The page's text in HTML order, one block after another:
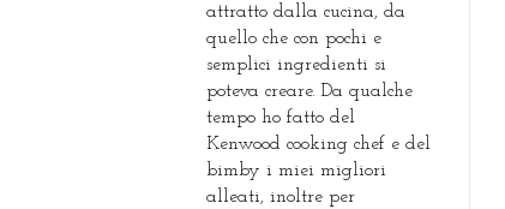
attratto dalla cucina, da
quello che con pochi e
semplici ingredienti si
poteva creare. Da qualche
tempo ho fatto del
Kenwood cooking chef e del
bimby i miei migliori
alleati, inoltre per